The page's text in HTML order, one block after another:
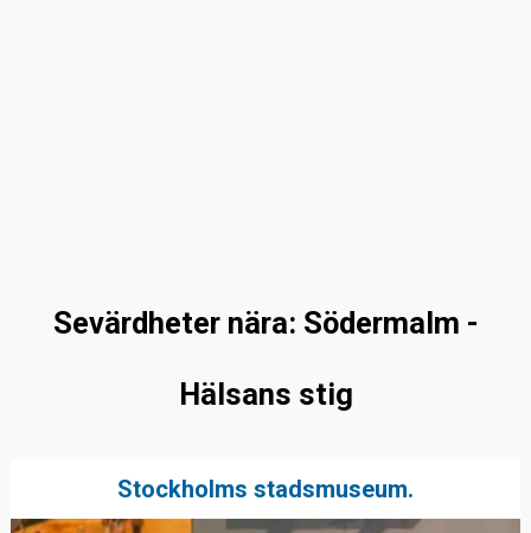
Sevärdheter nära: Södermalm -
Hälsans stig
Stockholms stadsmuseum.